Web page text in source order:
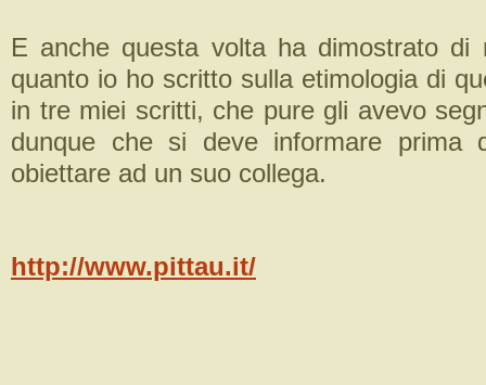
E anche questa volta ha dimostrato di
quanto io ho scritto sulla etimologia di
in tre miei scritti, che pure gli avevo
dunque che si deve informare prima
obiettare ad un suo collega.
http://www.pittau.it/